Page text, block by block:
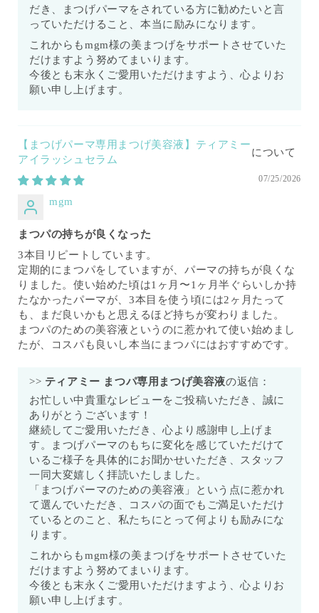
だき、まつげパーマをされている方に勧めたいと言
っていただけること、本当に励みになります。
これからもmgm様の美まつげをサポートさせていた
だけますよう努めてまいります。
今後とも末永くご愛用いただけますよう、心よりお
願い申し上げます。
【まつげパーマ専用まつげ美容液】ティアミー
アイラッシュセラム
07/25/2026
mgm
まつパの持ちが良くなった
3本目リピートしています。
定期的にまつパをしていますが、パーマの持ちが良くな
りました。使い始めた頃は1ヶ月〜1ヶ月半ぐらいしか持
たなかったパーマが、3本目を使う頃には2ヶ月たって
も、まだ良いかもと思えるほど持ちが変わりました。
まつパのための美容液というのに惹かれて使い始めまし
たが、コスパも良いし本当にまつパにはおすすめです。
>> ティアミー まつパ専用まつげ美容液の返信：
お忙しい中貴重なレビューをご投稿いただき、誠に
ありがとうございます！
継続してご愛用いただき、心より感謝申し上げま
す。まつげパーマのもちに変化を感じていただけて
いるご様子を具体的にお聞かせいただき、スタッフ
一同大変嬉しく拝読いたしました。
「まつげパーマのための美容液」という点に惹かれ
て選んでいただき、コスパの面でもご満足いただけ
ているとのこと、私たちにとって何よりも励みにな
ります。
これからもmgm様の美まつげをサポートさせていた
だけますよう努めてまいります。
今後とも末永くご愛用いただけますよう、心よりお
願い申し上げます。